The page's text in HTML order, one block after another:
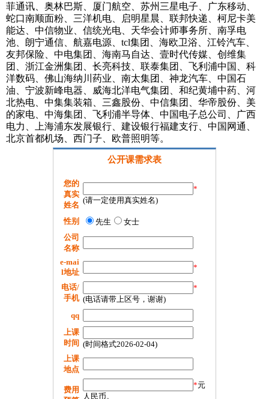
菲通讯、奥林巴斯、厦门航空、苏州三星电子、广东移动、
蛇口南顺面粉、三洋机电、启明星晨、联邦快递、柯尼卡美
能达、中信物业、信统光电、天华会计师事务所、南孚电
池、朗宁通信、航嘉电源、tcl集团、海欧卫浴、江铃汽车、
友邦保险、中电集团、海南马自达、壹时代传媒、创维集
团、浙江金洲集团、长亮科技、联泰集团、飞利浦中国、科
洋数码、佛山海纳川药业、南太集团、神龙汽车、中国石
油、宁波新峰电器、威海北洋电气集团、和纪黄埔中药、河
北热电、中集集装箱、三鑫股份、中信集团、华帝股份、美
的家电、中海集团、飞利浦半导体、中国电子总公司、广西
电力、上海浦东发展银行、建设银行福建支行、中国网通、
北京首都机场、西门子、欧普照明等。
公开课需求表
您的
真实
姓名
*
(请一定使用真实姓名)
性别 先生
女士
公司
名称
e-mai
l地址
*
电话/
手机
*
(电话请带上区号，谢谢)
qq
上课
时间 (时间格式2026-02-04)
上课
地点
费用
*元
人民币。